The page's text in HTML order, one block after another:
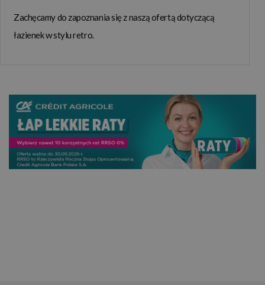
Zachęcamy do zapoznania się z naszą ofertą dotyczącą
łazienek w stylu retro.
dobrej dostępności też nowoczesnych elementów
wykończenia wnętrz, od lat pozostają chętnie wybierane przez
daje znakomite rezultaty i sprawia, ze wszyscy domownicy
lubią spędzać w takim wnętrzu dużo czasu.
Charakterystyczne dla takiego wystroju są przede wszystkim
ciężkie, solidne meble z ciemnego drewna oraz eleganckie